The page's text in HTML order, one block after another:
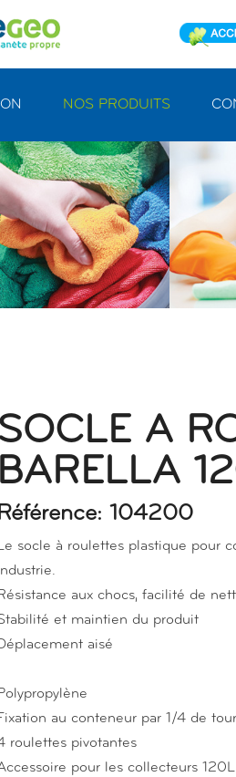
NOS PRODUITS
SOCLE A
BARELLA
104200
socle à roulettes plastique pour
aux chocs, facilité de
et maintien du produit
aisé
au conteneur par 1/4 de tour
roulettes pivotantes
pour les collecteurs